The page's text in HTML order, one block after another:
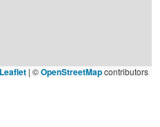
Leaflet | ©OpenStreetMapcontributors